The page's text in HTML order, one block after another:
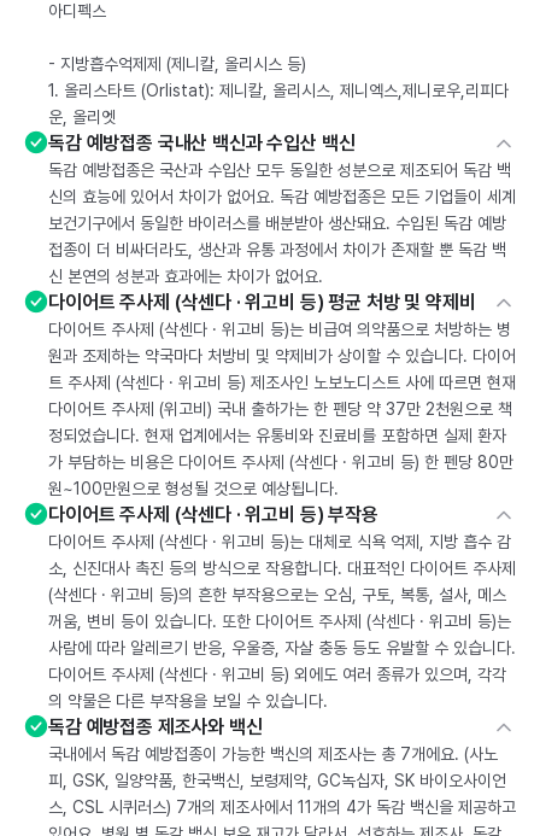
아디펙스
- 지방흡수억제제 (제니칼, 올리시스 등)
1. 올리스타트 (Orlistat): 제니칼, 올리시스, 제니엑스,제니로우,리피다
운, 올리엣
독감 예방접종 국내산 백신과 수입산 백신
독감 예방접종은 국산과 수입산 모두 동일한 성분으로 제조되어 독감 백
신의 효능에 있어서 차이가 없어요. 독감 예방접종은 모든 기업들이 세계
보건기구에서 동일한 바이러스를 배분받아 생산돼요. 수입된 독감 예방
접종이 더 비싸더라도, 생산과 유통 과정에서 차이가 존재할 뿐 독감 백
신 본연의 성분과 효과에는 차이가 없어요.
다이어트 주사제 (삭센다 · 위고비 등) 평균 처방 및 약제비
다이어트 주사제 (삭센다 · 위고비 등)는 비급여 의약품으로 처방하는 병
원과 조제하는 약국마다 처방비 및 약제비가 상이할 수 있습니다. 다이어
트 주사제 (삭센다 · 위고비 등) 제조사인 노보노디스트 사에 따르면 현재
다이어트 주사제 (위고비) 국내 출하가는 한 펜당 약 37만 2천원으로 책
정되었습니다. 현재 업계에서는 유통비와 진료비를 포함하면 실제 환자
가 부담하는 비용은 다이어트 주사제 (삭센다 · 위고비 등) 한 펜당 80만
원~100만원으로 형성될 것으로 예상됩니다.
다이어트 주사제 (삭센다 · 위고비 등) 부작용
다이어트 주사제 (삭센다 · 위고비 등)는 대체로 식욕 억제, 지방 흡수 감
소, 신진대사 촉진 등의 방식으로 작용합니다. 대표적인 다이어트 주사제
(삭센다 · 위고비 등)의 흔한 부작용으로는 오심, 구토, 복통, 설사, 메스
꺼움, 변비 등이 있습니다. 또한 다이어트 주사제 (삭센다 · 위고비 등)는
사람에 따라 알레르기 반응, 우울증, 자살 충동 등도 유발할 수 있습니다.
다이어트 주사제 (삭센다 · 위고비 등) 외에도 여러 종류가 있으며, 각각
의 약물은 다른 부작용을 보일 수 있습니다.
독감 예방접종 제조사와 백신
국내에서 독감 예방접종이 가능한 백신의 제조사는 총 7개에요. (사노
피, GSK, 일양약품, 한국백신, 보령제약, GC녹십자, SK 바이오사이언
스, CSL 시퀴러스) 7개의 제조사에서 11개의 4가 독감 백신을 제공하고